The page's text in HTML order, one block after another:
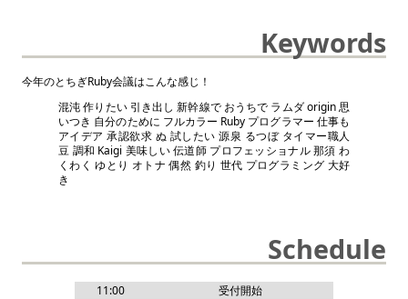
Keywords
今年のとちぎRuby会議はこんな感じ！
混沌 作りたい 引き出し 新幹線で おうちで ラムダ origin 思
いつき 自分のために フルカラー Ruby プログラマー 仕事も
アイデア 承認欲求 ぬ 試したい 源泉 るつぼ タイマー職人
豆 調和 Kaigi 美味しい 伝道師 プロフェッショナル 那須 わ
くわく ゆとり オトナ 偶然 釣り 世代 プログラミング 大好
き
Schedule
11:00 受付開始